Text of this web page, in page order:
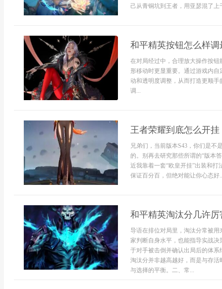
己从青铜坑到王者，用亚瑟混了上
和平精英按钮怎么样调
在对局经过中，合理放大操作按
形移动时更显重要。通过游戏内
动和透明度调整，从而打造更顺
调...
王者荣耀到底怎么开
兄弟们，当前版本S43，你们是不
的。别再去研究那些所谓的“版本
近我靠着一套“欧皇开挂”出装和
保证百分百，但绝对能让你心态好
和平精英淘汰分几许厉
导语在排位对局里，淘汰分常被
家判断自身水平，也能指导实战
于对手被击倒并确认出局后的体
淘汰分并非越高越好，而是与存
与选择的平衡。二、常...